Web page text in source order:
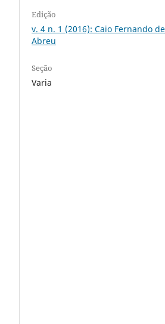
Edição
v. 4 n. 1 (2016): Caio Fernando de
Abreu
Seção
Varia